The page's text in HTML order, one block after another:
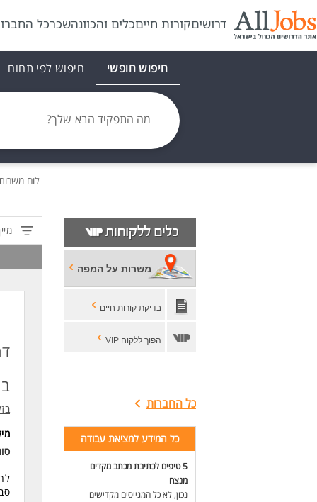
דרושיםקורות חייםכלים והכוונהשכרכל
חיפוש חופשי חיפוש לפי תחום
מה התפקיד הבא שלך?
לוח
משרות על המפה
בדיקת קורות חיים
הפוך ללקוח VIP
כל החברות
כל המידע למציאת עבודה
5 טיפים לכתיבת מכתב מקדים
מנצח
נכון, לא כל המגייסים מקדישים